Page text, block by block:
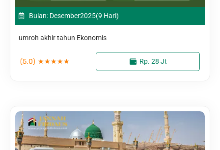
Bulan: Desember2025(9 Hari)
umroh akhir tahun Ekonomis
(5.0) ★★★★★ Rp. 28 Jt